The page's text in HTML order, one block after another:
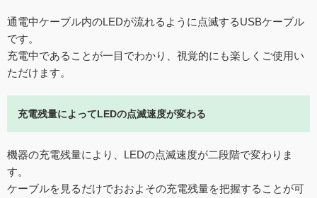
通電中ケーブル内のLEDが流れるように点滅するUSBケーブル
です。
充電中であることが一目でわかり、視覚的にも楽しくご使用い
ただけます。
充電残量によってLEDの点滅速度が変わる
機器の充電残量により、LEDの点滅速度が二段階で変わりま
す。
ケーブルを見るだけでおおよその充電残量を把握することが可